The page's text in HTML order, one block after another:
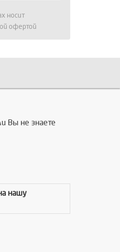
носит
офертой
Вы не знаете
нашу